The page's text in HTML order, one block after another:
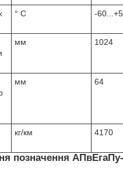
° С -
мм 1024
мм 64
кг/км 4170
позначення